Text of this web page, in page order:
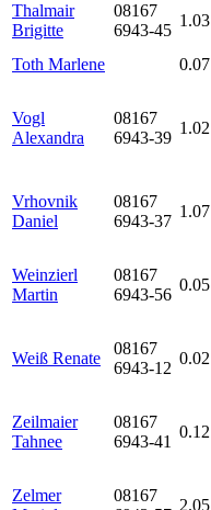
Thalmair
Brigitte
08167
6943-45
1.03
Toth Marlene
0.07
Vogl
Alexandra
08167
6943-39
1.02
Vrhovnik
Daniel
08167
6943-37
1.07
Weinzierl
Martin
08167
6943-56
0.05
Weiß Renate
08167
6943-12
0.02
Zeilmaier
Tahnee
08167
6943-41
0.12
Zelmer
08167
2.05